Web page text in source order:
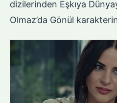
dizilerinden Eşkıya
Olmaz’da Gönül